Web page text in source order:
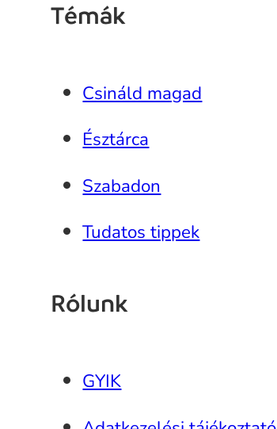
Témák
Csináld magad
Észtárca
Szabadon
Tudatos tippek
Rólunk
GYIK